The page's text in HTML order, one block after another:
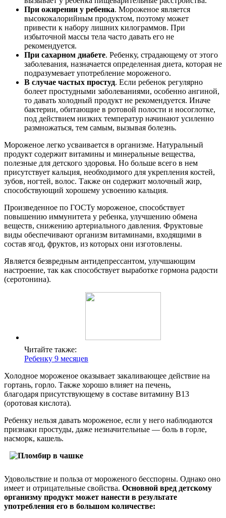
При ожирении у ребенка. Мороженое является
высококалорийным продуктом, поэтому может
привести к набору лишних килограммов. При
избыточной массы тела часто давать его не
рекомендуется.
При сахарном диабете. Ребенку, страдающему от этого
заболевания, назначается определенная диета, которая не
подразумевает употребление мороженого.
В случае частых простуд. Если ребенок регулярно
болеет простудными заболеваниями, особенно ангиной,
то давать холодный продукт не рекомендуется. Иначе
бактерии, обитающие в ротовой полости и носоглотке,
под действием низких температур начинают усиленно
размножаться, тем самым, вызывая болезнь.
Мороженое легко усваивается в организме. Натуральный
продукт содержит витамины и минеральные вещества,
полезные для детского здоровья. Но больше всего в нем
присутствует кальция, необходимого для укрепления костей,
зубов, ногтей, волос. Также он содержит молочный жир,
способствующий хорошему усвоению кальция.
Произведенное по ГОСТу мороженое, способствует
повышению иммунитета у ребенка, улучшению обмена
веществ, снижению артериального давления. Фруктовые
виды обеспечивают организм витаминами, входящими в
состав ягод, фруктов, из которых они изготовлены.
Является безвредным антидепрессантом, улучшающим
настроение, так как способствует выработке гормона радости
(серотонина).
Читайте также:
Ребенку 9 месяцев
Холодное мороженое оказывает закаливающее действие на
гортань, горло. Также хорошо влияет на печень,
благодаря присутствующему в составе витамину B13
(оротовая кислота).
Ребенку нельзя давать мороженое, если у него наблюдаются
признаки простуды, даже незначительные — боль в горле,
насморк, кашель.
Удовольствие и польза от мороженого бесспорны. Однако оно
имеет и отрицательные свойства. Основной вред детскому
организму продукт может нанести в результате
употребления его в большом количестве: